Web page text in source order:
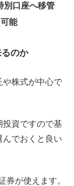
別口座へ移管
能
のか
や株式が中心で
資ですので基
でおくと良い
券が使えます。